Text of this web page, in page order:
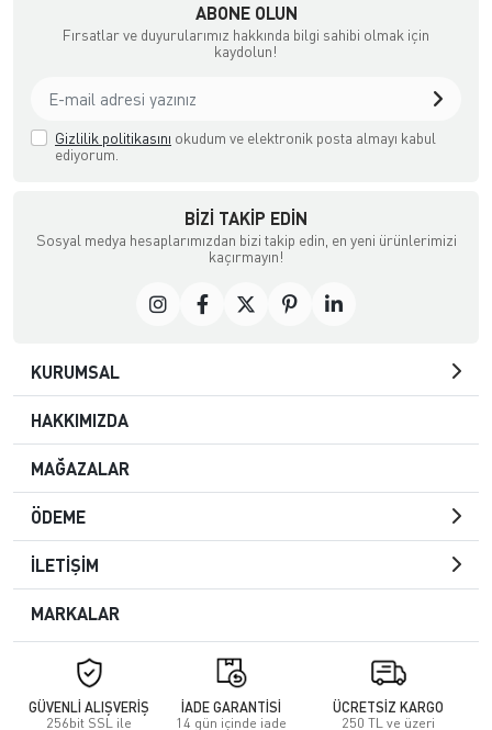
ABONE OLUN
Fırsatlar ve duyurularımız hakkında bilgi sahibi olmak için
kaydolun!
Gizlilik politikasını okudum ve elektronik posta almayı kabul
ediyorum.
BIZI TAKIP EDIN
Sosyal medya hesaplarımızdan bizi takip edin, en yeni ürünlerimizi
kaçırmayın!
KURUMSAL
HAKKIMIZDA
MAĞAZALAR
ÖDEME
İLETİŞİM
MARKALAR
GÜVENLİ ALIŞVERİŞ
256bit SSL ile
İADE GARANTİSİ
14 gün içinde iade
ÜCRETSİZ KARGO
250 TL ve üzeri